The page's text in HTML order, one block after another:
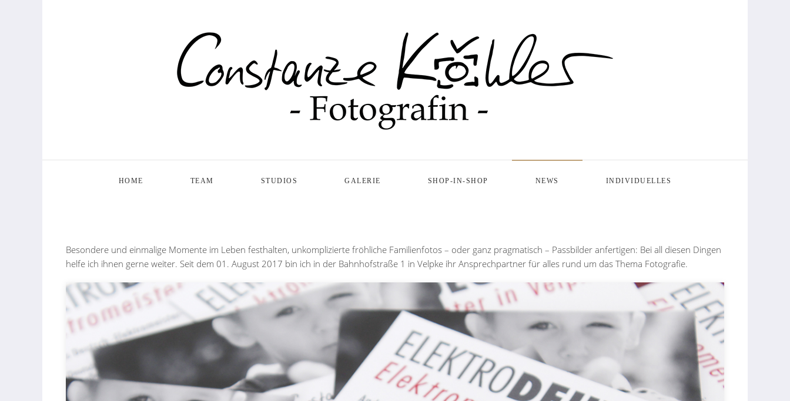
HOME TEAM STUDIOS GALERIE SHOP-IN-SHOP NEWS INDIVIDUELLES
Besondere und einmalige Momente im Leben festhalten, unkomplizierte fröhliche Familienfotos – oder ganz pragmatisch – Passbilder anfertigen: Bei all diesen Dingen
helfe ich ihnen gerne weiter. Seit dem 01. August 2017 bin ich in der Bahnhofstraße 1 in Velpke ihr Ansprechpartner für alles rund um das Thema Fotografie.